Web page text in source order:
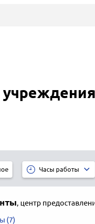
Часы работы
, центр
(7)